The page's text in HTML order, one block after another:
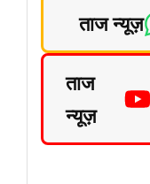
ताज न्यूज़
ताज
न्यूज़